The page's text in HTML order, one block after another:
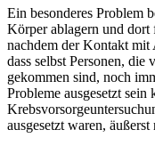
Ein besonderes Problem
Körper ablagern und dort
nachdem der Kontakt mit
dass selbst Personen,
gekommen sind, noch
Probleme ausgesetzt
ausgesetzt waren, äußerst